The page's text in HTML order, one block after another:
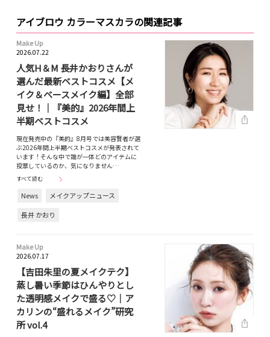
アイブロウ カラーマスカラの関連記事
Make Up
2026.07.22
人気H＆M 長井かおりさんが
選んだ最新ベストコスメ【メ
イク＆ベースメイク編】全部
見せ！｜『美的』2026年間上
半期ベストコスメ
現在発売中の『美的』8月号では美容賢者が選
ぶ2026年間上半期ベストコスメが発表されて
います！そんな中で誰が一体どのアイテムに
投票しているのか、気になりません…
すべて読む
News
メイクアップニュース
長井 かおり
Make Up
2026.07.17
【吉田朱里の夏メイクテク】
蒸し暑い季節はひんやりとし
た透明感メイクで盛る♡｜ア
カリンの“盛れるメイク”研究
所 vol.4